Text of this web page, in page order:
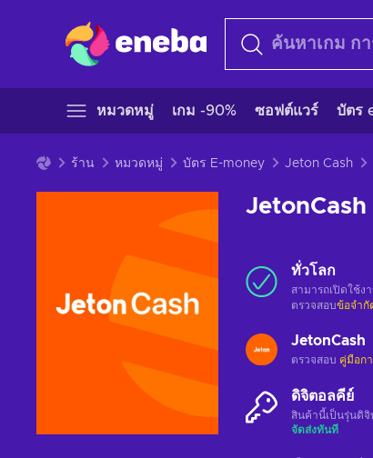
หมวดหมู่ เกม -90% ซอฟต์แวร์ บัตร
ร้าน หมวดหมู่ บัตร E-money Jeton Cash
JetonCash
ทั่วโลก
สามารถเปิดใช้ง
ตรวจสอบข้อจำกั
JetonCash
ตรวจสอบ คู่มือก
ดิจิตอลคีย์
สินค้านี้เป็นรุ่นดิจิ
จัดส่งทันที